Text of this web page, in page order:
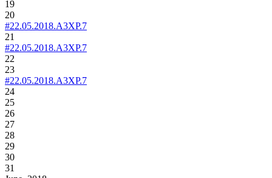
19
20
#22.05.2018.A3XP.7
21
#22.05.2018.A3XP.7
22
23
#22.05.2018.A3XP.7
24
25
26
27
28
29
30
31